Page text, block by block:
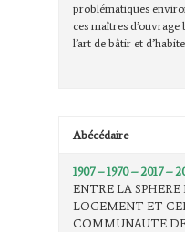
problématiques
ces maîtres
l’art de bâtir et
Abécédaire
1907 – 1970 – 2017 –
ENTRE LA
LOGEMENT ET
COMMUNAUTE